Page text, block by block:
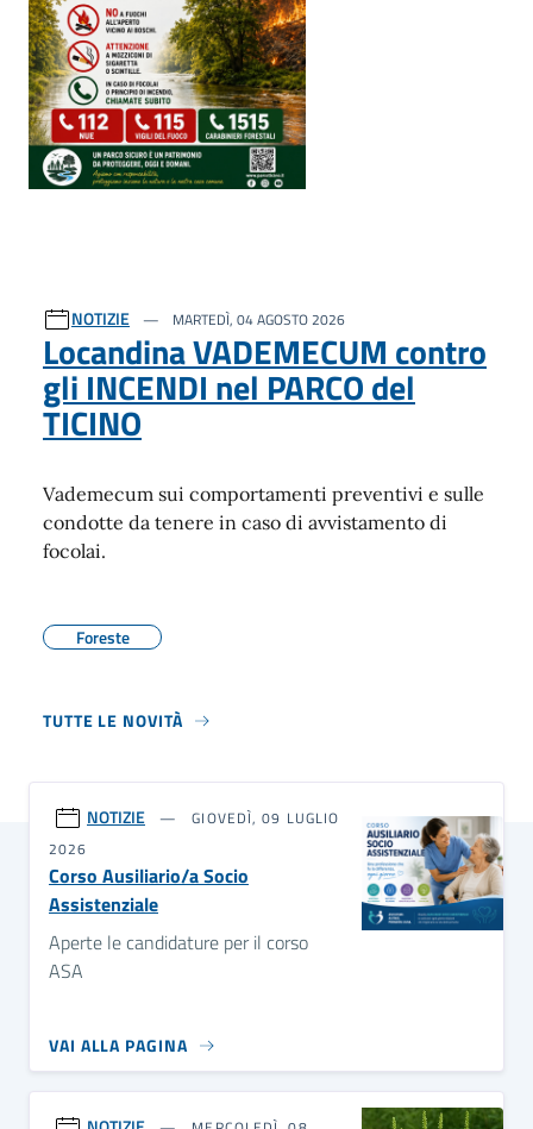
NOTIZIE MARTEDÌ, 04 AGOSTO 2026
Locandina VADEMECUM contro
gli INCENDI nel PARCO del
TICINO
Vademecum sui comportamenti preventivi e sulle
condotte da tenere in caso di avvistamento di
focolai.
Foreste
TUTTE LE NOVITÀ
NOTIZIE
GIOVEDÌ, 09 LUGLIO
2026
Corso Ausiliario/a Socio
Assistenziale
Aperte le candidature per il corso
ASA
VAI ALLA PAGINA